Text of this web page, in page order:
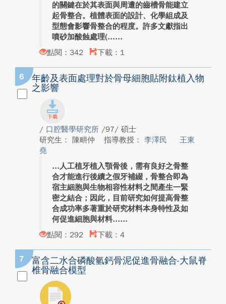
的關鍵在於其表面與周遭的齒槽骨能建立
起骨整合。植體表面的設計、化學組成及
型態會影響骨整合的程度。許多文獻指出
噴砂加酸蝕處理(...
點閱：342
下載：1
6
年齡及表面處理對於骨母細胞貼附鈦植入物
之影響
/ 口腔醫學研究所 /97/ 碩士
研究生： 陳畊仲
指導教授： 李澤民
王東
堯
人工植牙植入顎骨後，需有良好之骨整
合才能進行後續之假牙補綴，骨整合即為
宿主細胞與生物相容性材料之間產生一緊
密之結合；因此，目前研究如何提高骨整
合成功率多著重於研究材料本身特性及如
何促進細胞與材料...
點閱：292
下載：4
7
富含二水合磷酸氫鈣骨泥促進骨融合-大鼠脊
椎骨融合模型